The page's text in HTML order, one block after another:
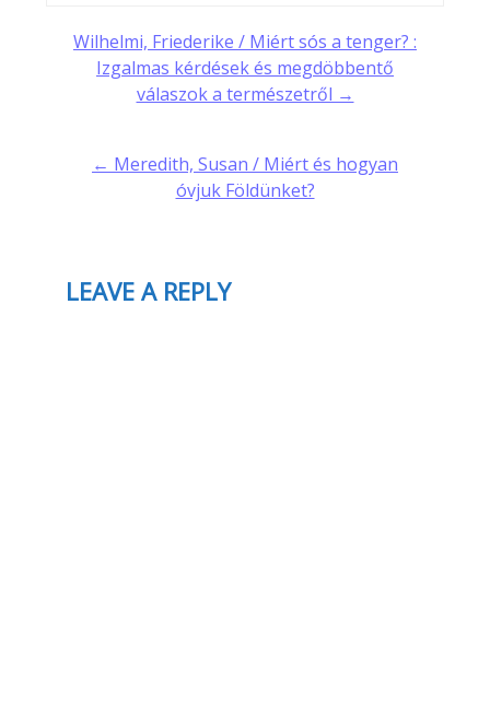
Post
navigation
Wilhelmi, Friederike / Miért sós a tenger? :
Izgalmas kérdések és megdöbbentő
válaszok a természetről →
← Meredith, Susan / Miért és hogyan
óvjuk Földünket?
LEAVE A REPLY